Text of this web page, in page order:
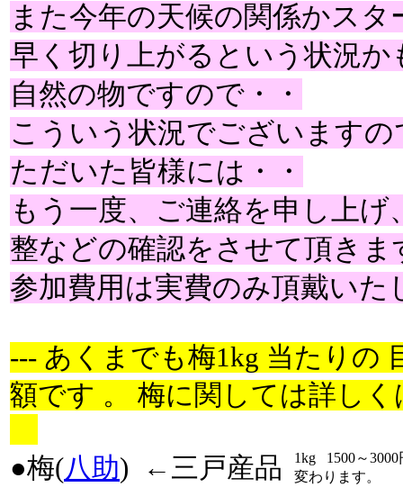
また今年の天候の関係かス
早く切り上がるという状況
自然の物ですので・・
こういう状況でございます
ただいた皆様には・・
もう一度、ご連絡を申し上げ
整などの確認をさせて頂きま
参加費用は実費のみ頂戴いた
--- あくまでも梅1kg 当たりの
額です 。 梅に関しては詳し
●梅(八助) ←三戸産品
1kg 1500～
変わります。